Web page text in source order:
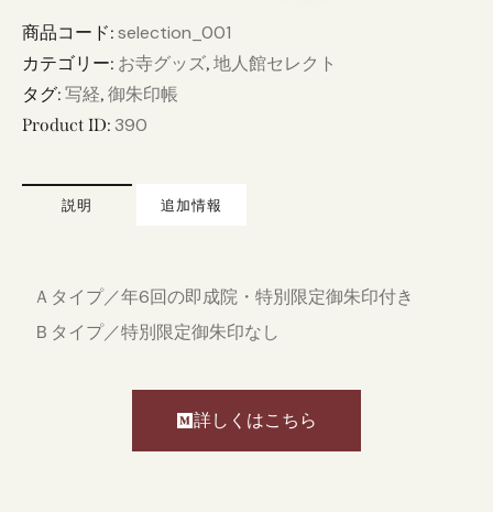
商品コード: selection_001
カテゴリー: お寺グッズ, 地人館セレクト
タグ: 写経, 御朱印帳
Product ID: 390
説明 追加情報
Ａタイプ／年6回の即成院・特別限定御朱印付き
Ｂタイプ／特別限定御朱印なし
詳しくはこちら